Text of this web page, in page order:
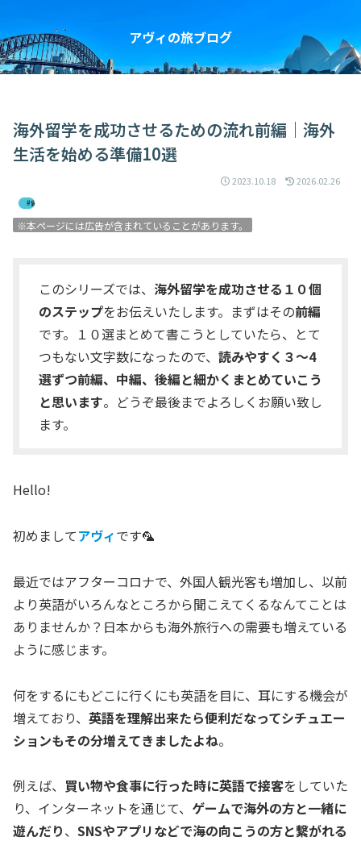
アヴィの旅ブログ
海外留学を成功させるための流れ前編｜海外
生活を始める準備10選
2023.10.18 2026.02.26
#留学情報
※本ページには広告が含まれていることがあります。
このシリーズでは、 海外留学を成功させる１０個
のステップをお伝えいたします。まずはその前編
です。１０選まとめて書こうとしていたら、とて
つもない文字数になったので、 読みやすく３〜4
選ずつ前編、中編、後編と細かくまとめていこう
と思います。どうぞ最後までよろしくお願い致し
ます。
Hello!
初めましてアヴィです🦜
最近ではアフターコロナで、外国人観光客も増加し、以前
より英語がいろんなところから聞こえてくるなんてことは
ありませんか？日本からも海外旅行への需要も増えている
ように感じます。
何をするにもどこに行くにも英語を目に、耳にする機会が
増えており、 英語を理解出来たら便利だなってシチュエー
ションもその分増えてきましたよね。
例えば、 買い物や食事に行った時に英語で接客をしていた
り、インターネットを通じて、 ゲームで海外の方と一緒に
遊んだり、 SNSやアプリなどで海の向こうの方と繋がれる